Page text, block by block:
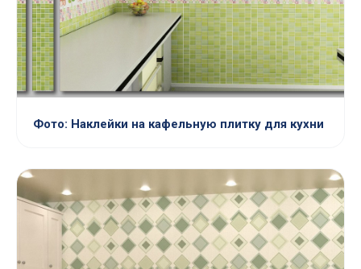
Фото: Наклейки на кафельную плитку для кухни